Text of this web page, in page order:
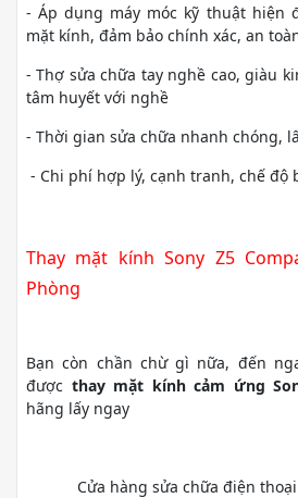
- Áp dụng máy móc kỹ thuật hiện
mặt kính, đảm bảo chính xác, an
- Thợ sửa chữa tay nghề cao, giàu
tâm huyết với nghề
- Thời gian sửa chữa nhanh chóng,
- Chi phí hợp lý, cạnh tranh, chế độ
Thay mặt kính Sony Z5
Phòng
Bạn còn chần chừ gì nữa, đến
được thay mặt kính cảm ứng
hãng lấy ngay
Cửa hàng sửa chữa điện